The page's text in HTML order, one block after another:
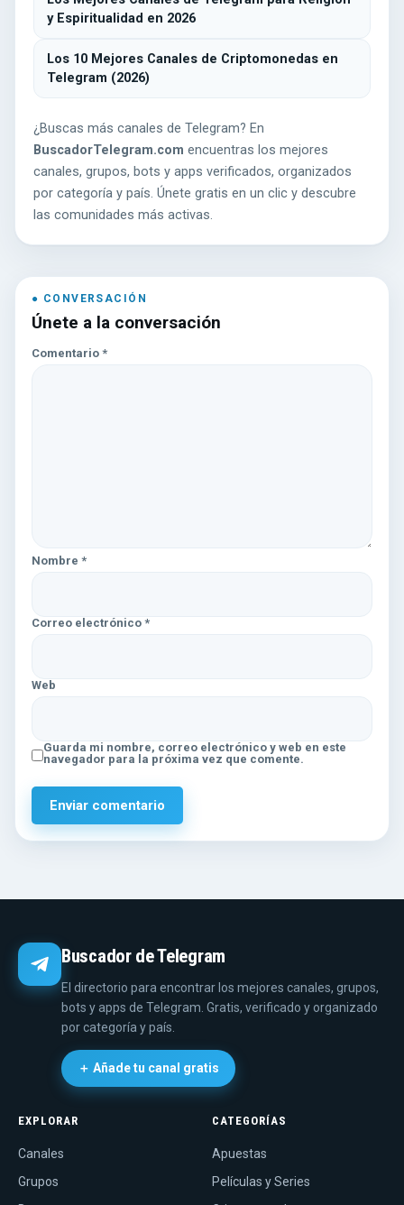
y Espiritualidad en 2026
Los 10 Mejores Canales de Criptomonedas en
Telegram (2026)
¿Buscas más canales de Telegram? En
BuscadorTelegram.com encuentras los mejores
canales, grupos, bots y apps verificados, organizados
por categoría y país. Únete gratis en un clic y descubre
las comunidades más activas.
Únete a la conversación
Comentario *
Nombre *
Correo electrónico *
Web
Guarda mi nombre, correo electrónico y web en este
navegador para la próxima vez que comente.
Buscador de Telegram
El directorio para encontrar los mejores canales, grupos,
bots y apps de Telegram. Gratis, verificado y organizado
por categoría y país.
＋ Añade tu canal gratis
EXPLORAR
Canales
Grupos
CATEGORÍAS
Apuestas
Películas y Series